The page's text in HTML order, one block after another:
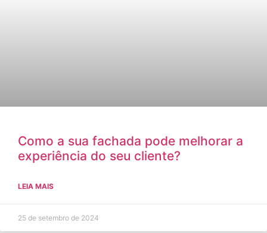
Como a sua fachada pode melhorar a
experiência do seu cliente?
LEIA MAIS
25 de setembro de 2024